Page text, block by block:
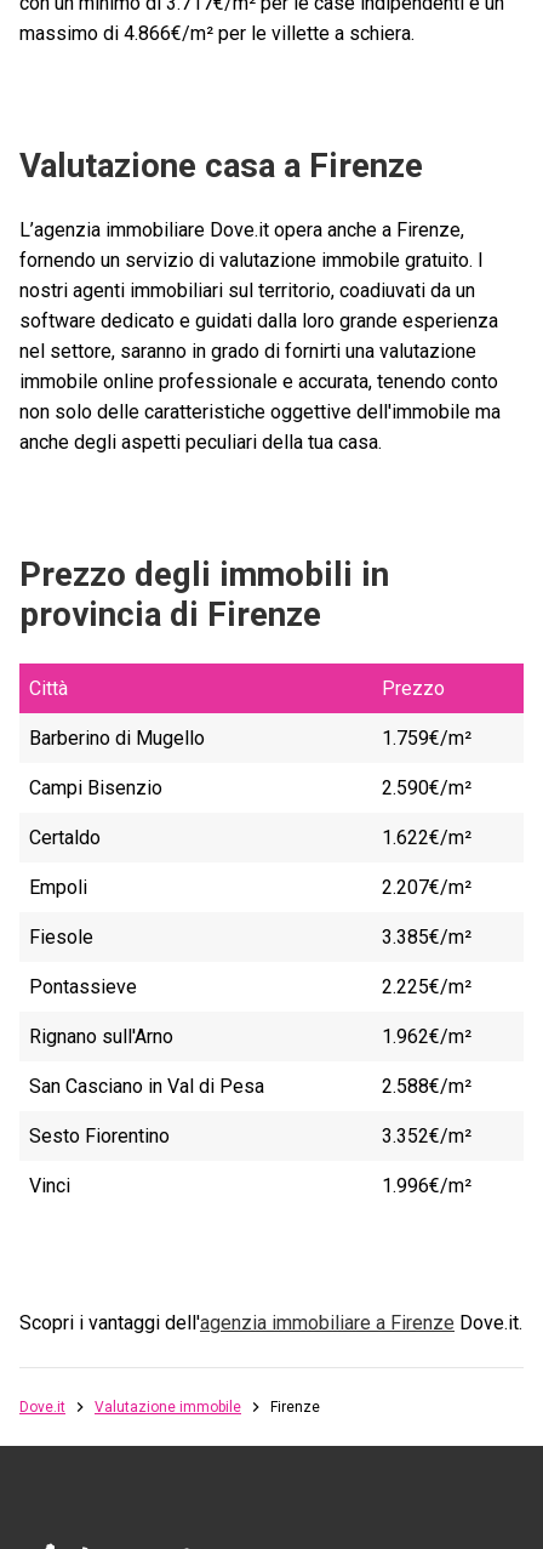
massimo di 4.866€/m² per le villette a schiera.
Valutazione casa a Firenze
L’agenzia immobiliare Dove.it opera anche a Firenze,
fornendo un servizio di valutazione immobile gratuito. I
nostri agenti immobiliari sul territorio, coadiuvati da un
software dedicato e guidati dalla loro grande esperienza
nel settore, saranno in grado di fornirti una valutazione
immobile online professionale e accurata, tenendo conto
non solo delle caratteristiche oggettive dell'immobile ma
anche degli aspetti peculiari della tua casa.
Prezzo degli immobili in
provincia di Firenze
Città Prezzo
Barberino di Mugello 1.759€/m²
Campi Bisenzio 2.590€/m²
Certaldo 1.622€/m²
Empoli 2.207€/m²
Fiesole 3.385€/m²
Pontassieve 2.225€/m²
Rignano sull'Arno 1.962€/m²
San Casciano in Val di Pesa 2.588€/m²
Sesto Fiorentino 3.352€/m²
Vinci 1.996€/m²
Scopri i vantaggi dell'agenzia immobiliare a Firenze Dove.it.
Dove.it Valutazione immobile Firenze